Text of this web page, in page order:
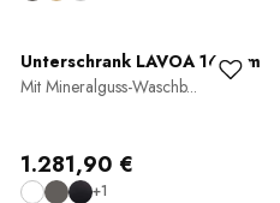
Unterschrank LAVOA 160 cm
Mit Mineralguss-Waschb...
1.281,90 €
+1